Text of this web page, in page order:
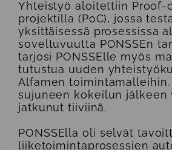
Yhteistyö aloitettiin Proof-
projektilla (PoC), jossa
yksittäisessä prosessissa
soveltuvuutta PONSSEn
tarjosi PONSSElle myös
tutustua uuden
Alfamen toimintamalleihin.
sujuneen kokeilun jälkeen
jatkunut tiiviinä.
PONSSElla oli selvät
liiketoimintaprosessien